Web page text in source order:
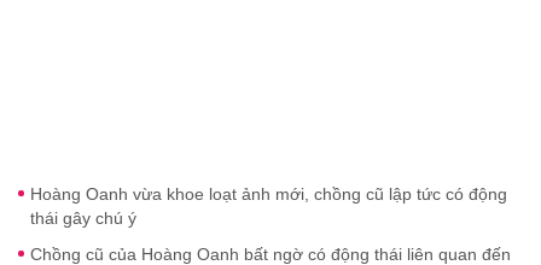
Hoàng Oanh vừa khoe loạt ảnh mới, chồng cũ lập tức có động
thái gây chú ý
Chồng cũ của Hoàng Oanh bất ngờ có động thái liên quan đến